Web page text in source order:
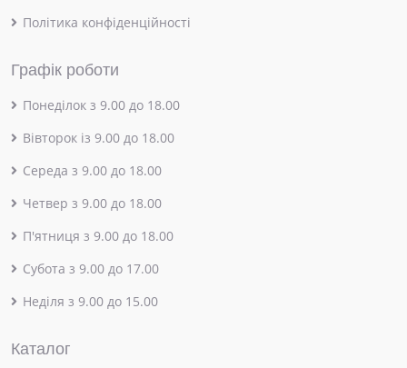
Політика конфіденційності
Графік роботи
Понеділок з 9.00 до 18.00
Вівторок із 9.00 до 18.00
Середа з 9.00 до 18.00
Четвер з 9.00 до 18.00
П'ятниця з 9.00 до 18.00
Субота з 9.00 до 17.00
Неділя з 9.00 до 15.00
Каталог